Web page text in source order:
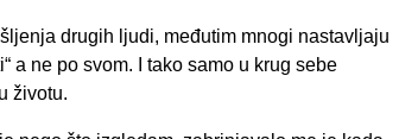
drugih ljudi, međutim mnogi nastavljaju
a ne po svom. I tako samo u krug sebe
životu.